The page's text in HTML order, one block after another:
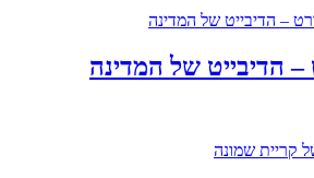
– הדיבייט של המדינה